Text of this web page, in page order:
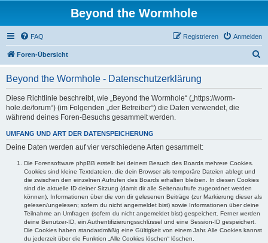
Beyond the Wormhole
FAQ Anmelden
Registrieren
Foren-Übersicht
Beyond the Wormhole - Datenschutzerklärung
Diese Richtlinie beschreibt, wie „Beyond the Wormhole“ („https://worm-
hole.de/forum“) (im Folgenden „der Betreiber“) die Daten verwendet, die
während deines Foren-Besuchs gesammelt werden.
UMFANG UND ART DER DATENSPEICHERUNG
Deine Daten werden auf vier verschiedene Arten gesammelt:
Die Forensoftware phpBB erstellt bei deinem Besuch des Boards mehrere Cookies.
Cookies sind kleine Textdateien, die dein Browser als temporäre Dateien ablegt und
die zwischen den einzelnen Aufrufen des Boards erhalten bleiben. In diesen Cookies
sind die aktuelle ID deiner Sitzung (damit dir alle Seitenaufrufe zugeordnet werden
können), Informationen über die von dir gelesenen Beiträge (zur Markierung dieser als
gelesen/ungelesen; sofern du nicht angemeldet bist) sowie Informationen über deine
Teilnahme an Umfragen (sofern du nicht angemeldet bist) gespeichert. Ferner werden
deine Benutzer-ID, ein Authentifizierungsschlüssel und eine Session-ID gespeichert.
Die Cookies haben standardmäßig eine Gültigkeit von einem Jahr. Alle Cookies kannst
du jederzeit über die Funktion „Alle Cookies löschen“ löschen.